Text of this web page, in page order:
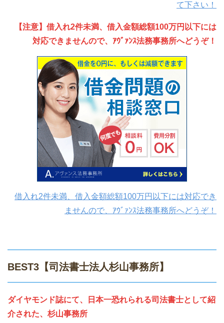
て下さい！
【注意】借入れ2件未満、借入金額総額100万円以下には
対応できませんので、ｱｳﾞｧﾝｽ法務事務所へどうぞ！
借入れ2件未満、借入金額総額100万円以下には対応でき
ませんので、ｱｳﾞｧﾝｽ法務事務所へどうぞ！
BEST3【司法書士法人杉山事務所】
ダイヤモンド誌にて、日本一恐れられる司法書士として紹
介された、杉山事務所